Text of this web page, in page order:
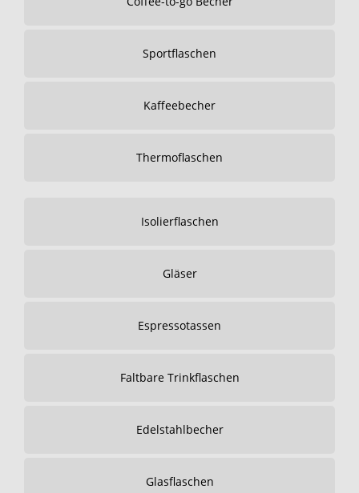
Sportflaschen
Kaffeebecher
Thermoflaschen
Isolierflaschen
Gläser
Espressotassen
Faltbare Trinkflaschen
Edelstahlbecher
Glasflaschen